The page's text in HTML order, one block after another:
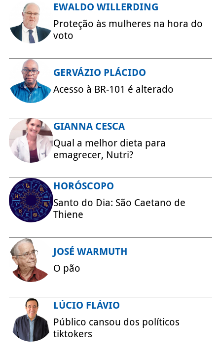
EWALDO WILLERDING
Proteção às mulheres na hora do
voto
GERVÁZIO PLÁCIDO
Acesso à BR-101 é alterado
GIANNA CESCA
Qual a melhor dieta para
emagrecer, Nutri?
HORÓSCOPO
Santo do Dia: São Caetano de
Thiene
JOSÉ WARMUTH
O pão
LÚCIO FLÁVIO
Público cansou dos políticos
tiktokers